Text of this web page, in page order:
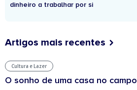
dinheiro a trabalhar por si
Artigos mais recentes
Cultura e Lazer
O sonho de uma casa no campo